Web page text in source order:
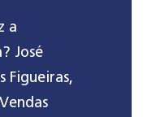
a
José
Figueiras,